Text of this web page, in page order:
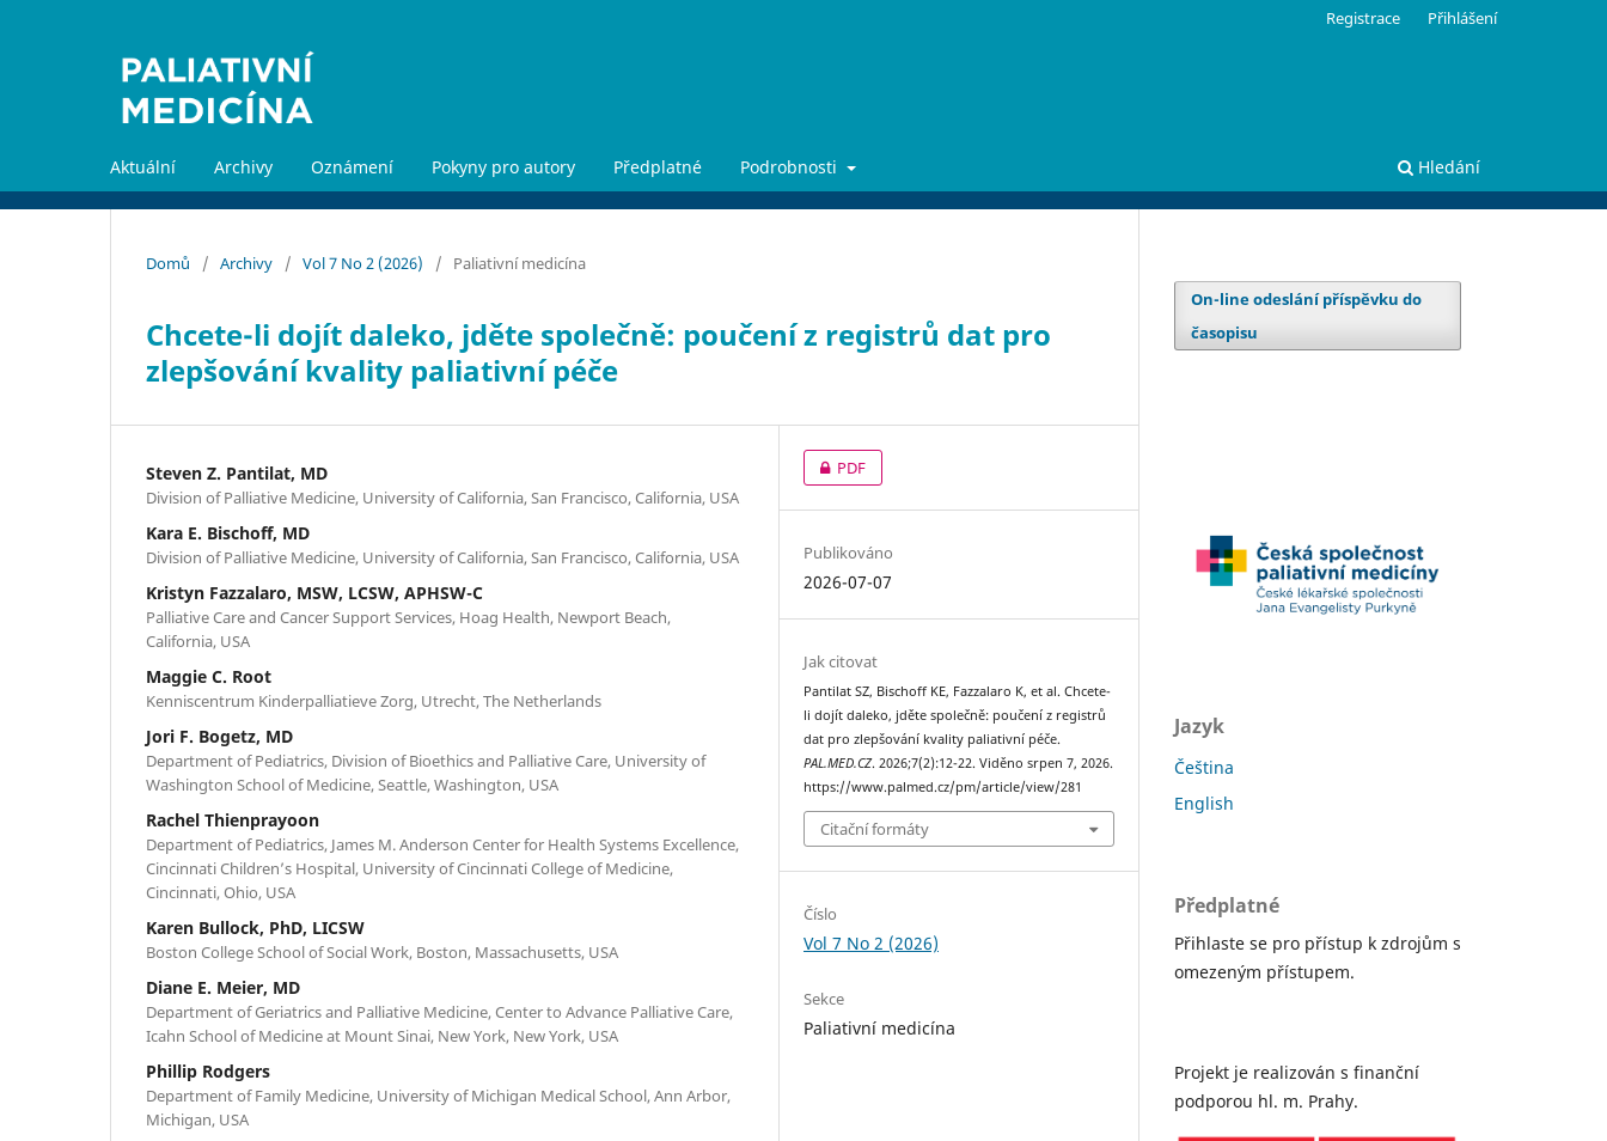
Aktuální Archivy Oznámení Pokyny pro autory Předplatné Podrobnosti Hledání
Registrace Přihlášení
Domů / Archivy / Vol 7 No 2 (2026) / Paliativní medicína
Chcete-li dojít daleko, jděte společně: poučení z registrů dat pro
zlepšování kvality paliativní péče
Steven Z. Pantilat, MD
Division of Palliative Medicine, University of California, San Francisco, California, USA
Kara E. Bischoff, MD
Division of Palliative Medicine, University of California, San Francisco, California, USA
Kristyn Fazzalaro, MSW, LCSW, APHSW-C
Palliative Care and Cancer Support Services, Hoag Health, Newport Beach,
California, USA
Maggie C. Root
Kenniscentrum Kinderpalliatieve Zorg, Utrecht, The Netherlands
Jori F. Bogetz, MD
Department of Pediatrics, Division of Bioethics and Palliative Care, University of
Washington School of Medicine, Seattle, Washington, USA
Rachel Thienprayoon
Department of Pediatrics, James M. Anderson Center for Health Systems Excellence,
Cincinnati Children’s Hospital, University of Cincinnati College of Medicine,
Cincinnati, Ohio, USA
Karen Bullock, PhD, LICSW
Boston College School of Social Work, Boston, Massachusetts, USA
Diane E. Meier, MD
Department of Geriatrics and Palliative Medicine, Center to Advance Palliative Care,
Icahn School of Medicine at Mount Sinai, New York, New York, USA
Phillip Rodgers
Department of Family Medicine, University of Michigan Medical School, Ann Arbor,
Michigan, USA
PDF
Publikováno
2026-07-07
Jak citovat
Pantilat SZ, Bischoff KE, Fazzalaro K, et al. Chcete-
li dojít daleko, jděte společně: poučení z registrů
dat pro zlepšování kvality paliativní péče.
PAL.MED.CZ. 2026;7(2):12-22. Viděno srpen 7, 2026.
https://www.palmed.cz/pm/article/view/281
Citační formáty
Číslo
Vol 7 No 2 (2026)
Sekce
Paliativní medicína
On-line odeslání příspěvku do
časopisu
Jazyk
Čeština
English
Předplatné
Přihlaste se pro přístup k zdrojům s
omezeným přístupem.
Projekt je realizován s finanční
podporou hl. m. Prahy.